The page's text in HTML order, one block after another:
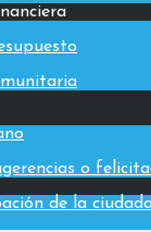
o
de la